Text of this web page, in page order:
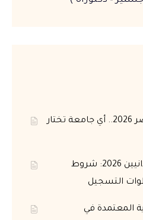
أفضل كلية علوم في مصر 2026.. أي جامعة تختار
الدراسة في مصر للسودانيين 2026: شروط
التسجيل
المعتمدة في